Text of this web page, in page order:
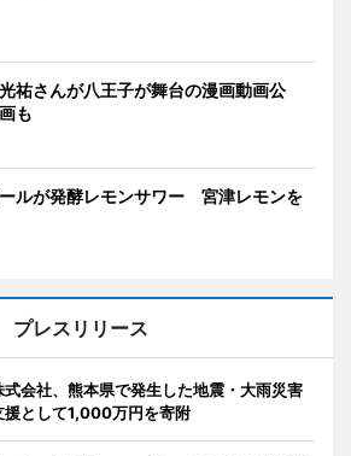
祐さんが八王子が舞台の漫画動画公
も
ルが発酵レモンサワー 宮津レモンを
プレスリリース
会社、熊本県で発生した地震・大雨災害
援として1,000万円を寄附